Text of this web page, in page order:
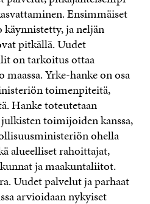
Ensimmäiset
ja neljän
pitkällä. Uudet
on tarkoitus ottaa
Yrke-hanke on osa
toimenpiteitä,
Hanke toteutetaan
toimijoiden kanssa,
ohella
alueelliset rahoittajat,
ja maakuntaliitot.
Uudet palvelut ja parhaat
arvioidaan nykyiset